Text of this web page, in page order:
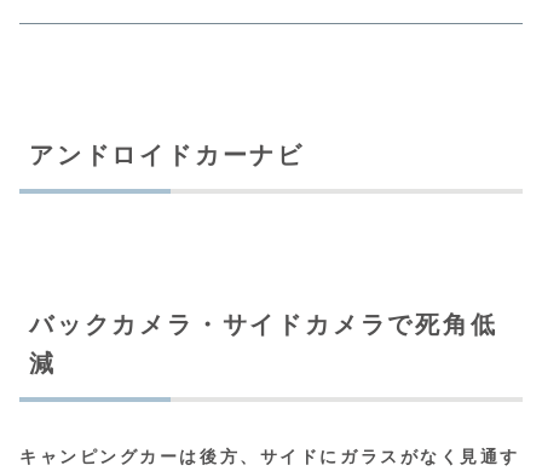
アンドロイドカーナビ
バックカメラ・サイドカメラで死角低
減
キャンピングカーは後方、サイドにガラスがなく見通す